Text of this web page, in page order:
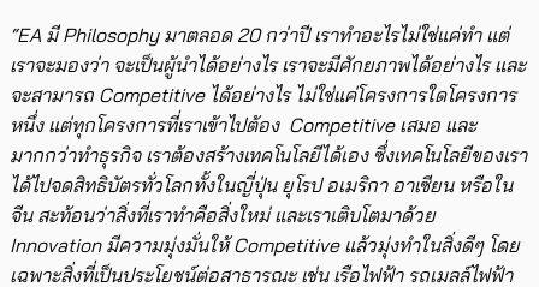
“EA มี Philosophy มาตลอด 20 กว่าปี ​เราทำอะไรไม่ใช่แค่ทำ แต่
เราจะมองว่า จะเป็นผู้นำได้อย่างไร เราจะมีศักยภาพได้อย่างไร และ
จะสามารถ Competitive ได้อย่างไร ไม่ใช่แค่โครงการใดโครงการ
หนึ่ง แต่ทุกโครงการที่เราเข้าไป​ต้อง Competitive เสมอ และ
มากกว่าทำธุรกิจ เราต้องสร้าง​เทคโนโลยีได้เอง ซึ่งเทคโนโลยีของเรา
ได้ไปจดสิทธิบัตร​ทั่วโลกทั้งในญี่ปุ่น ยุโรป อเมริกา อาเซียน หรือใน
จีน สะท้อนว่าสิ่งที่เราทำคือสิ่งใหม่ และเราเติบโตมาด้วย
Innovation มีความมุ่งมั่น​​ให้ Competitive ​แล้วมุ่งทำในสิ่งดีๆ โดย
เฉพาะสิ่งที่เป็นประโยชน์ต่อสาธารณะ เช่น เรือไฟฟ้า รถเมลล์ไฟฟ้า